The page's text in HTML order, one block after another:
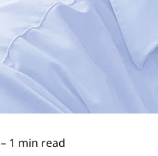
– 1 min read